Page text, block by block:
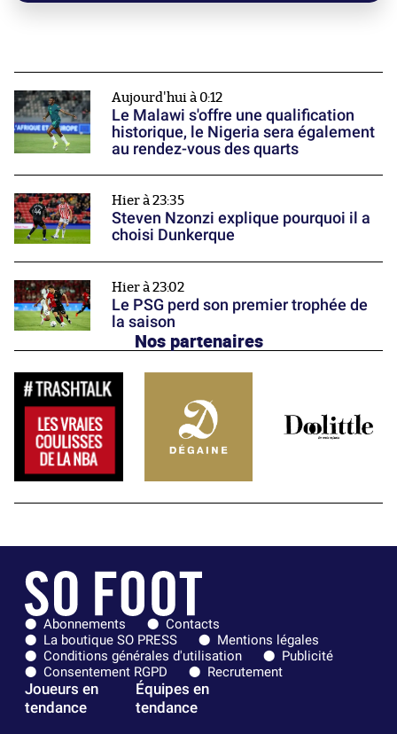
Aujourd'hui à 0:12
Le Malawi s'offre une qualification
historique, le Nigeria sera également
au rendez-vous des quarts
Hier à 23:35
Steven Nzonzi explique pourquoi il a
choisi Dunkerque
Hier à 23:02
Le PSG perd son premier trophée de
la saison
Nos partenaires
Abonnements
Contacts
La boutique SO PRESS
Mentions légales
Conditions générales d'utilisation
Publicité
Consentement RGPD
Recrutement
Joueurs en
tendance
Équipes en
tendance